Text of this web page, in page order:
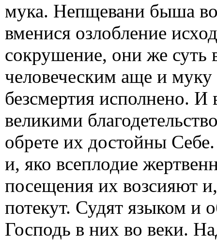
мука. Непщевани быша
вменися озлобление
сокрушение, они же
человеческим аще и
безсмертия исполнено.
великими
обрете их достойны
и, яко всеплодие
посещения их возсияют
потекут. Судят языком и
Господь в них во веки.